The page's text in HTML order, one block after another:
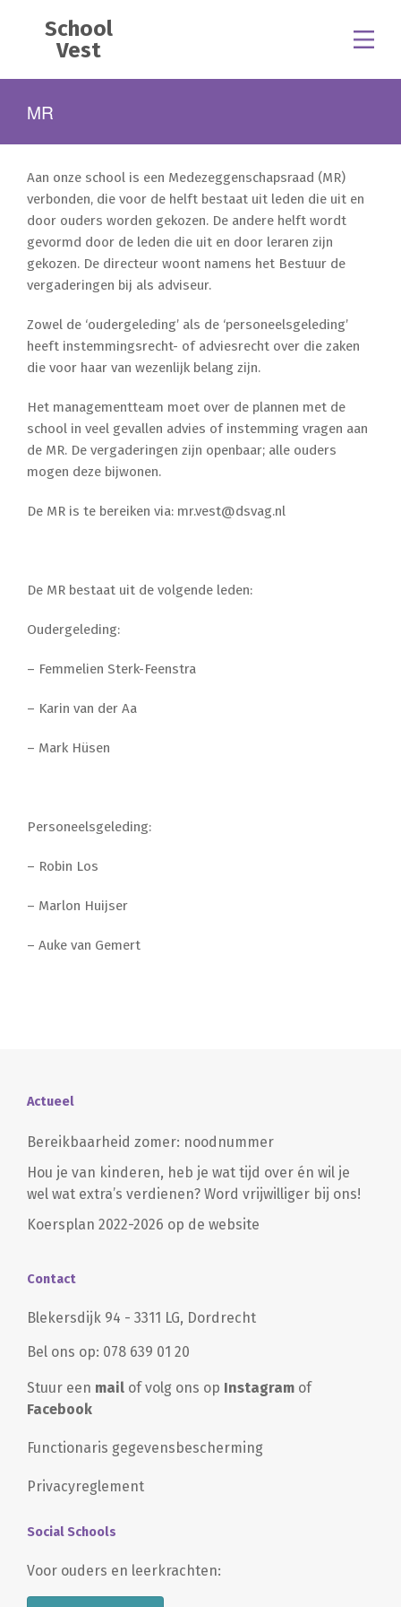
School
Vest
MR
Aan onze school is een Medezeggenschapsraad (MR)
verbonden, die voor de helft bestaat uit leden die uit en
door ouders worden gekozen. De andere helft wordt
gevormd door de leden die uit en door leraren zijn
gekozen. De directeur woont namens het Bestuur de
vergaderingen bij als adviseur.
Zowel de ‘oudergeleding’ als de ‘personeelsgeleding’
heeft instemmingsrecht- of adviesrecht over die zaken
die voor haar van wezenlijk belang zijn.
Het managementteam moet over de plannen met de
school in veel gevallen advies of instemming vragen aan
de MR. De vergaderingen zijn openbaar; alle ouders
mogen deze bijwonen.
De MR is te bereiken via: mr.vest@dsvag.nl
De MR bestaat uit de volgende leden:
Oudergeleding:
– Femmelien Sterk-Feenstra
– Karin van der Aa
– Mark Hüsen
Personeelsgeleding:
– Robin Los
– Marlon Huijser
– Auke van Gemert
Actueel
Bereikbaarheid zomer: noodnummer
Hou je van kinderen, heb je wat tijd over én wil je
wel wat extra’s verdienen? Word vrijwilliger bij ons!
Koersplan 2022-2026 op de website
Contact
Blekersdijk 94 - 3311 LG, Dordrecht
Bel ons op: 078 639 01 20
Stuur een mail of volg ons op Instagram of
Facebook
Functionaris gegevensbescherming
Privacyreglement
Social Schools
Voor ouders en leerkrachten: